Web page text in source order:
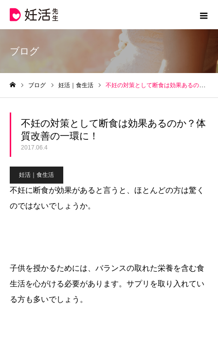
ブログ
ブログ 妊活｜食生活 不妊の対策として断食は効果あるのか？体質改善の一環に！
不妊の対策として断食は効果あるのか？体
質改善の一環に！
2017.06.4
妊活｜食生活
不妊に断食が効果があると言うと、ほとんどの方は驚く
のではないでしょうか。
子供を授かるためには、バランスの取れた栄養を含む食
生活を心がける必要があります。サプリを取り入れてい
る方も多いでしょう。